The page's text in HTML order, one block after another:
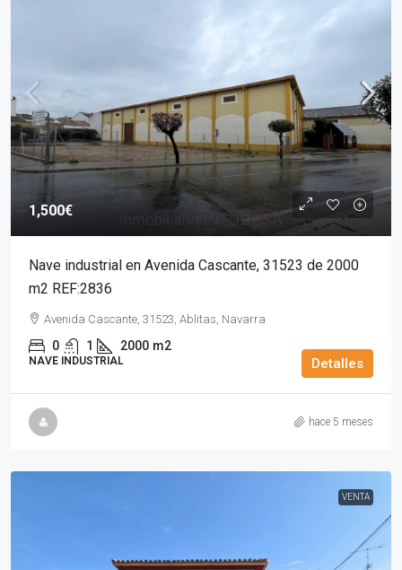
1,500€
Nave industrial en Avenida Cascante, 31523 de 2000
m2 REF:2836
Avenida Cascante, 31523, Ablitas, Navarra
0 1 2000 m2
NAVE INDUSTRIAL Detalles
hace 5 meses
VENTA